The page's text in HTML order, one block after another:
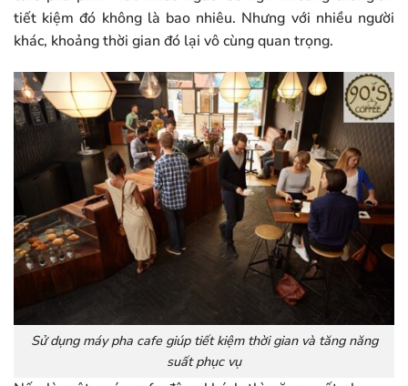
tiết kiệm đó không là bao nhiêu. Nhưng với nhiều người
khác, khoảng thời gian đó lại vô cùng quan trọng.
Sử dụng máy pha cafe giúp tiết kiệm thời gian và tăng năng
suất phục vụ